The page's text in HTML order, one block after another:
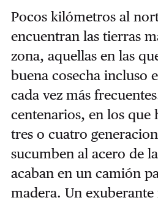
Pocos kilómetros al
encuentran las tierras
zona, aquellas en las
buena cosecha incluso
cada vez más
centenarios, en los que
tres o cuatro
sucumben al acero de
acaban en un camión
madera. Un